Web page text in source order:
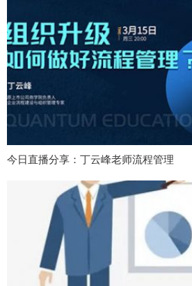
今日直播分享：丁云峰老师流程管理